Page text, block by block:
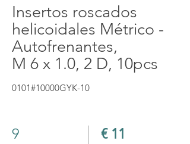
Insertos roscados
helicoidales Métrico -
Autofrenantes,
M 6 x 1.0, 2 D, 10pcs
0101#10000GYK-10
9 € 11